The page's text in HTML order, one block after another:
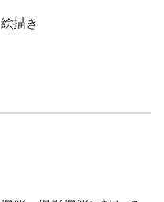
描き